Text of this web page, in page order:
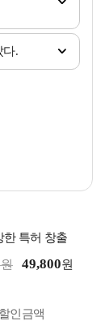
다.
한 특허 창출
49,800원
할인금액